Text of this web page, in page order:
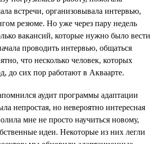
встречи, организовывала интервью,
резюме. Но уже через пару недель
вакансий, которые нужно было вести
проводить интервью, общаться
что несколько человек, которых
до сих пор работают в Акваарте.
аудит программы адаптации
непростая, но невероятно интересная
мне не просто научиться новому,
идеи. Некоторые из них легли